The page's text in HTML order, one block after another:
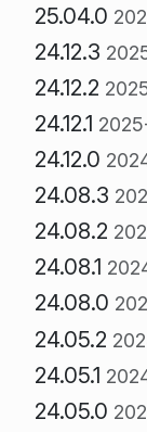
25.04.0
24.12.3
24.12.2
24.12.1
24.12.0
24.08.3
24.08.2
24.08.1
24.08.0
24.05.2
24.05.1
24.05.0